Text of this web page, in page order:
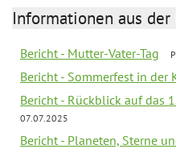
Informationen aus
Bericht - Mutter-Vater-Tag
Bericht - Sommerfest in der
Bericht - Rückblick auf das
07.07.2025
Bericht - Planeten, Sterne